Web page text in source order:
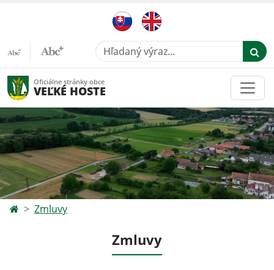
Hľadaný výraz...
Oficiálne stránky obce
VEĽKÉ HOSTE
Zmluvy
Zmluvy